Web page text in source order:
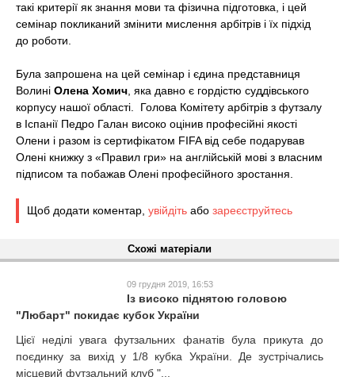
такі критерії як знання мови та фізична підготовка, і цей
семінар покликаний змінити мислення арбітрів і їх підхід
до роботи.
Була запрошена на цей семінар і єдина представниця
Волині Олена Хомич, яка давно є гордістю суддівського
корпусу нашої області. Голова Комітету арбітрів з футзалу
в Іспанії Педро Галан високо оцінив професійні якості
Олени і разом із сертифікатом FIFA від себе подарував
Олені книжку з «Правил гри» на англійській мові з власним
підписом та побажав Олені професійного зростання.
Щоб додати коментар, увійдіть або зареєструйтесь
Схожі матеріали
09 грудня 2019, 16:53
Із високо піднятою головою
"Любарт" покидає кубок України
Цієї неділі увага футзальних фанатів була прикута до
поєдинку за вихід у 1/8 кубка України. Де зустрічались
місцевий футзальний клуб "...